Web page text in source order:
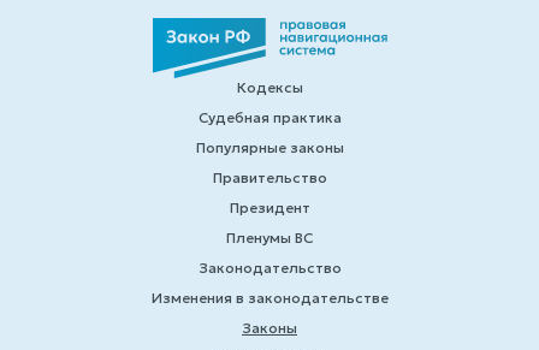
Кодексы
Судебная практика
Популярные законы
Правительство
Президент
Пленумы ВС
Законодательство
Изменения в законодательстве
Законы